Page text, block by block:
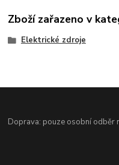
Zboží zařazeno v
Elektrické zdroje
Doprava: pouze osobní odběr